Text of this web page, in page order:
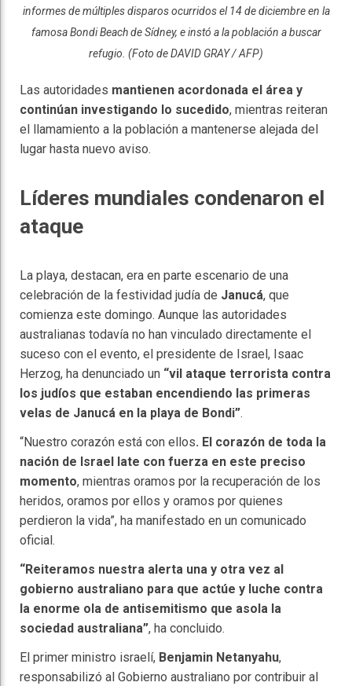
informes de múltiples disparos ocurridos el 14 de diciembre en la
famosa Bondi Beach de Sídney, e instó a la población a buscar
refugio. (Foto de DAVID GRAY / AFP)
Las autoridades mantienen acordonada el área y
continúan investigando lo sucedido, mientras reiteran
el llamamiento a la población a mantenerse alejada del
lugar hasta nuevo aviso.
Líderes mundiales condenaron el
ataque
La playa, destacan, era en parte escenario de una
celebración de la festividad judía de Janucá, que
comienza este domingo. Aunque las autoridades
australianas todavía no han vinculado directamente el
suceso con el evento, el presidente de Israel, Isaac
Herzog, ha denunciado un “vil ataque terrorista contra
los judíos que estaban encendiendo las primeras
velas de Janucá en la playa de Bondi”.
“Nuestro corazón está con ellos. El corazón de toda la
nación de Israel late con fuerza en este preciso
momento, mientras oramos por la recuperación de los
heridos, oramos por ellos y oramos por quienes
perdieron la vida”, ha manifestado en un comunicado
oficial.
“Reiteramos nuestra alerta una y otra vez al
gobierno australiano para que actúe y luche contra
la enorme ola de antisemitismo que asola la
sociedad australiana”, ha concluido.
El primer ministro israelí, Benjamin Netanyahu,
responsabilizó al Gobierno australiano por contribuir al